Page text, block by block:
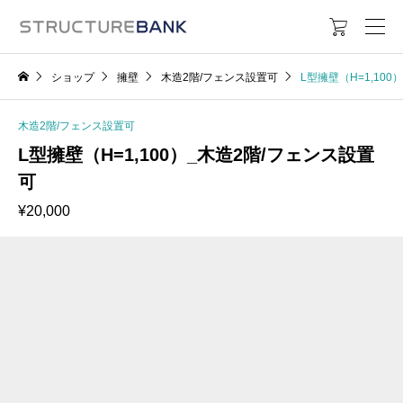

ショップ 擁壁 木造2階/フェンス設置可 L型擁壁（H=1,100
木造2階/フェンス設置可
L型擁壁（H=1,100）_木造2階/フェンス設置
可
¥20,000